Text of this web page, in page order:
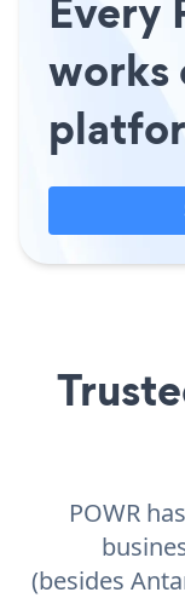
works
POWR
(besides